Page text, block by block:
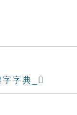
字典_𣟒